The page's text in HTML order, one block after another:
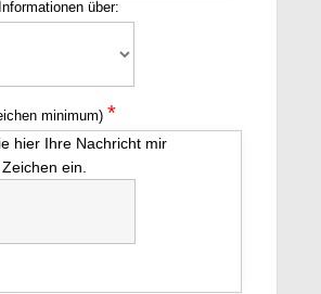
über:
minimum) *
hier Ihre Nachricht mir
ein.